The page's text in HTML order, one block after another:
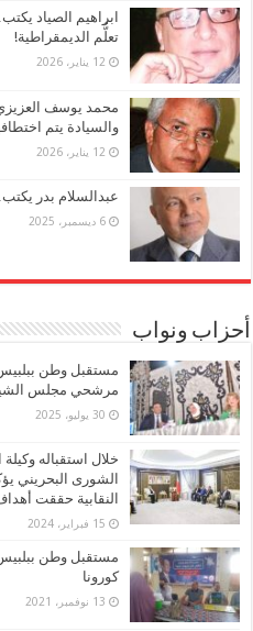
ابراهيم الصياد
تعلُّم الديمقراطية!
12 يناير، 2026
محمد يوسف
والسيادة يتم
12 يناير، 2026
عبدالسلام بدر
6 ديسمبر، 2025
أحزاب ونواب
مستقبل وطن
مرشحي مجلس
30 يوليو، 2025
خلال استقباله
الشورى البحريني
النقابية حققت
15 فبراير، 2024
مستقبل وطن
كورونا
13 نوفمبر، 2021